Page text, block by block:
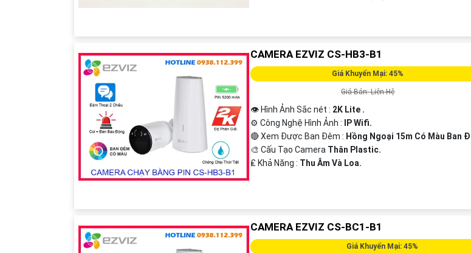
CAMERA EZVIZ CS-HB3-B1
Giá Khuyến Mại: 45%
Giá Bán: Liên Hệ
👁 Hình Ảnh Sắc nét : 2K Lite .
⚙ Công Nghệ Hình Ảnh :
IP Wifi.
🔴 Xem Được Ban Đêm : Hồng Ngoại 15m Có Màu Ban
🎨 Cấu Tạo Camera Thân Plastic.
️₤ Khả Năng : Thu Âm Và Loa.
CAMERA EZVIZ CS-BC1-B1
Giá Khuyến Mại: 45%